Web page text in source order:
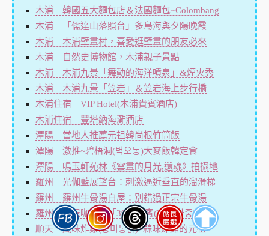
木浦｜韓國五大麵包店＆法國麵包~Colombang
木浦｜「儒達山落照台」多島海與夕陽晚霞
木浦｜木浦壁畫村，喜愛逛壁畫的朋友必來
木浦｜自然史博物館，木浦親子景點
木浦｜木浦九景「舞動的海洋噴泉」&煙火秀
木浦｜木浦九景「笠岩」＆笠岩海上步行橋
木浦住宿｜VIP Hotel(木浦貴賓酒店)
木浦住宿｜豐塔納海灘酒店
潭陽｜當地人推薦元祖韓尚根竹筒飯
潭陽｜激推~碧梧洞(벽오동)大麥飯韓定食
潭陽｜鳴玉軒苑林《雲畫的月光,還魂》拍攝地
羅州｜光伽藍展望台：刺激逼近垂直的溜滑梯
羅州｜羅州牛骨湯白屋：別錯過正宗牛骨湯
羅州｜韓屋咖啡廳「3917迎賓(3917마중)」
順天｜風味炸雞(풍미통닭)~蒜味炸雞的元祖